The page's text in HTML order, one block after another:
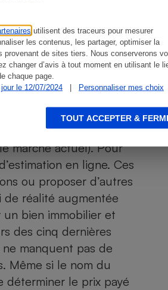
utilisent des traceurs pour mesurer
les contenus, les partager, optimiser la
provenant de sites tiers. Nous conserverons
changer d’avis à tout moment en utilisant le
chaque page.
le 12/07/2024
| Personnaliser mes choix
TOUT ACCEPTER &
choisi, elle ne permet
bien. Il ne s’agit en
affichées sont celles
marché actuel). Pour
en ligne. Ces
ou proposer d’autres
de réalité augmentée
bien immobilier et
des cinq dernières
manquent pas de
Même si le nom du
déterminer le prix payé